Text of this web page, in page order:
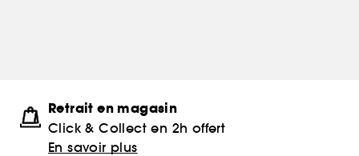
Retrait en magasin
Click & Collect en 2h offert
En savoir plus